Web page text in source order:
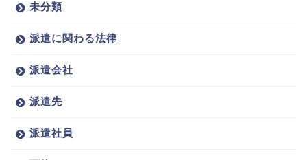
未分類
派遣に関わる法律
派遣会社
派遣先
派遣社員